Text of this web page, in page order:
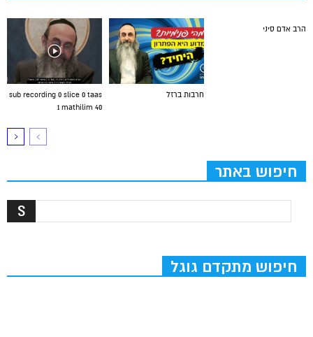
sub recording 0 slice 0 taas
1 mathilim 40
חרבות ברזל
הרב אדם סיני
חיפוש באתר
חיפוש מתקדם גוגל